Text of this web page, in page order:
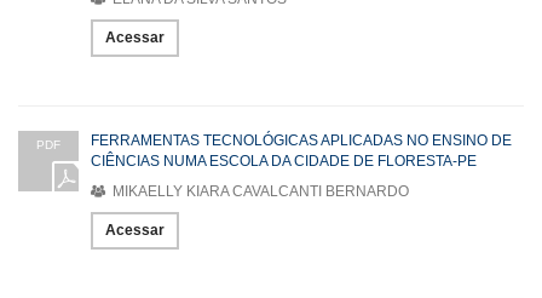
Acessar
PDF
FERRAMENTAS TECNOLÓGICAS APLICADAS NO ENSINO DE
CIÊNCIAS NUMA ESCOLA DA CIDADE DE FLORESTA-PE
MIKAELLY KIARA CAVALCANTI BERNARDO
Acessar